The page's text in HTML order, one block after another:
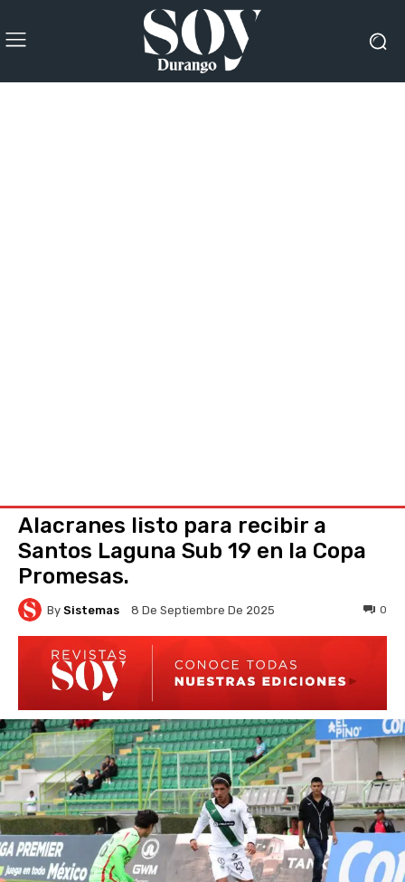
Alacranes listo para recibir a
Santos Laguna Sub 19 en la Copa
Promesas.
By Sistemas 8 De Septiembre De 2025 0